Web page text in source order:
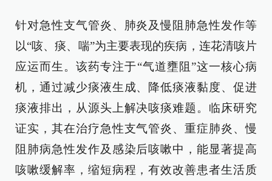
针对急性支气管炎、肺炎及慢阻肺急性发作等
以“咳、痰、喘”为主要表现的疾病，连花清咳片
应运而生。该药专注于“气道壅阻”这一核心病
机，通过减少痰液生成、降低痰液黏度、促进
痰液排出，从源头上解决咳痰难题。临床研究
证实，其在治疗急性支气管炎、重症肺炎、慢
阻肺病急性发作及感染后咳嗽中，能显著提高
咳嗽缓解率，缩短病程，有效改善患者生活质